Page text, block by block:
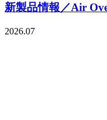
新製品情報／Air
2026.07